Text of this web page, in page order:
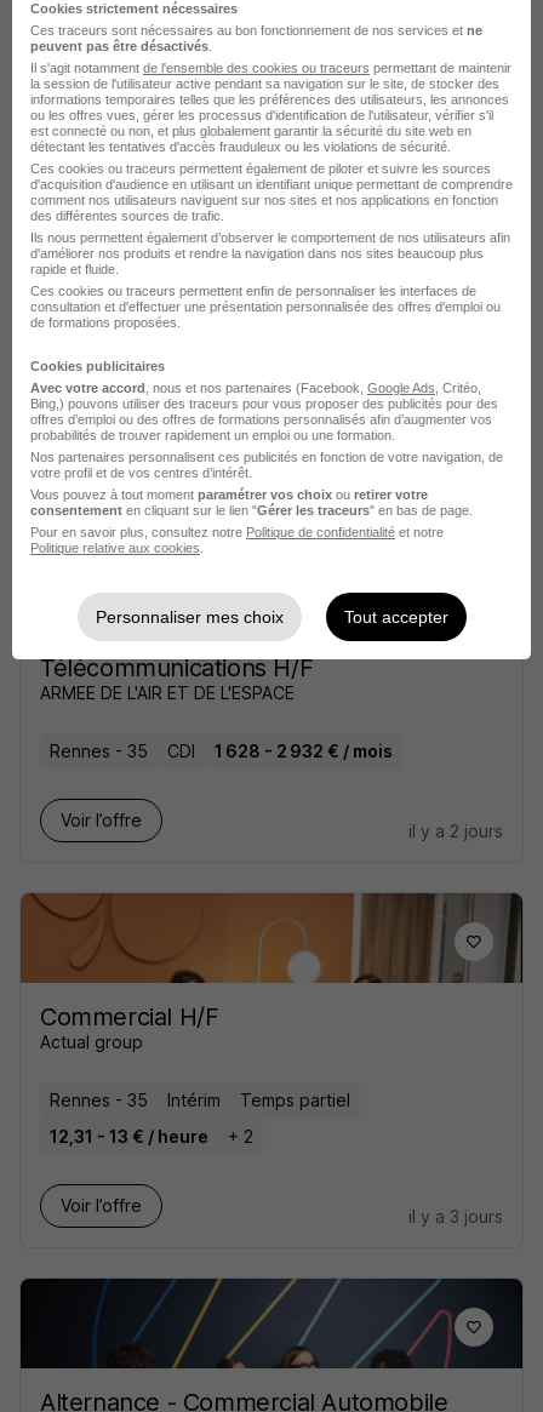
Rennes - 35 CDI 1 628 - 2 932 € / mois
Voir l’offre
il y a 1 jour
Collaborateur Comptable H/F
Skills Rennes
Rennes - 35
Voir l’offre
il y a 1 jour
Responsable Réseaux et
Télécommunications H/F
ARMEE DE L'AIR ET DE L'ESPACE
Rennes - 35 CDI 1 628 - 2 932 € / mois
Voir l’offre
il y a 2 jours
Commercial H/F
Actual group
Rennes - 35 Intérim
Temps partiel
12,31 - 13 € / heure
+ 2
Voir l’offre
il y a 3 jours
Alternance - Commercial Automobile
Cookies strictement nécessaires
Ces traceurs sont nécessaires au bon fonctionnement de nos services et ne
peuvent pas être désactivés
Il s'agit notamment de l'ensemble des cookies ou traceurs permettant de maintenir
la session de l'utilisateur active pendant sa navigation sur le site, de stocker des
informations temporaires telles que les préférences des utilisateurs, les annonces
ou les offres vues, gérer les processus d'identification de l'utilisateur, vérifier s'il
est connecté ou non, et plus globalement garantir la sécurité du site web en
détectant les tentatives d'accès frauduleux ou les violations de sécurité.
Ces cookies ou traceurs permettent également de piloter et suivre les sources
d'acquisition d'audience en utilisant un identifiant unique permettant de comprendre
comment nos utilisateurs naviguent sur nos sites et nos applications en fonction
des différentes sources de trafic.
Ils nous permettent également d’observer le comportement de nos utilisateurs afin
d'améliorer nos produits et rendre la navigation dans nos sites beaucoup plus
rapide et fluide.
Ces cookies ou traceurs permettent enfin de personnaliser les interfaces de
consultation et d'effectuer une présentation personnalisée des offres d'emploi ou
de formations proposées.
Cookies publicitaires
Avec votre accord , nous et nos partenaires (Facebook, Google Ads , Critéo,
Bing,) pouvons utiliser des traceurs pour vous proposer des publicités pour des
offres d’emploi ou des offres de formations personnalisés afin d’augmenter vos
probabilités de trouver rapidement un emploi ou une formation.
Nos partenaires personnalisent ces publicités en fonction de votre navigation, de
votre profil et de vos centres d’intérêt.
Vous pouvez à tout moment paramétrer vos choix ou retirer votre
consentement en cliquant sur le lien "Gérer les traceurs" en bas de page.
Pour en savoir plus, consultez notre Politique de confidentialité et notre
Politique relative aux cookies
Personnaliser mes choix Tout accepter